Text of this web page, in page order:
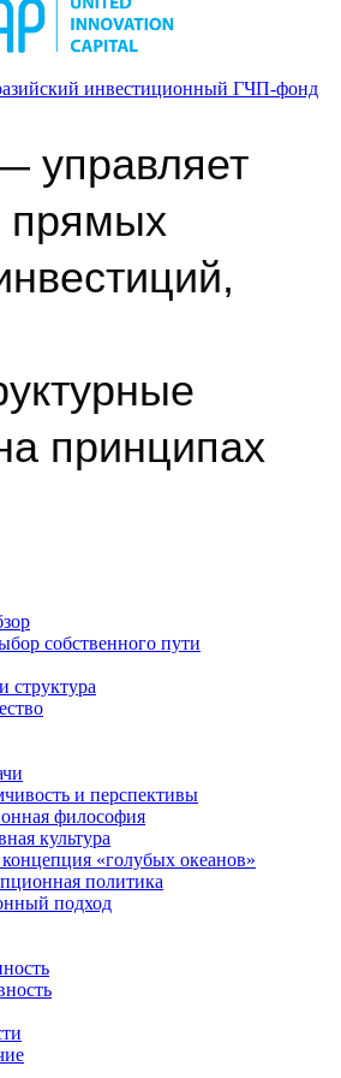
инвестиционный ГЧП-фонд
управляет
принципах
собственного пути
структура
и перспективы
философия
культура
«голубых океанов»
политика
подход